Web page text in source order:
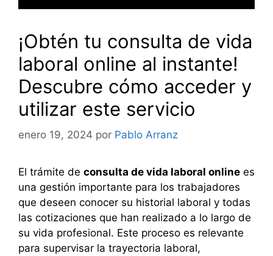
¡Obtén tu consulta de vida
laboral online al instante!
Descubre cómo acceder y
utilizar este servicio
enero 19, 2024 por Pablo Arranz
El trámite de consulta de vida laboral online es
una gestión importante para los trabajadores
que deseen conocer su historial laboral y todas
las cotizaciones que han realizado a lo largo de
su vida profesional. Este proceso es relevante
para supervisar la trayectoria laboral,